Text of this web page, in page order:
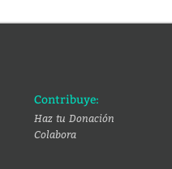
Contribuye:
Haz tu Donación
Colabora